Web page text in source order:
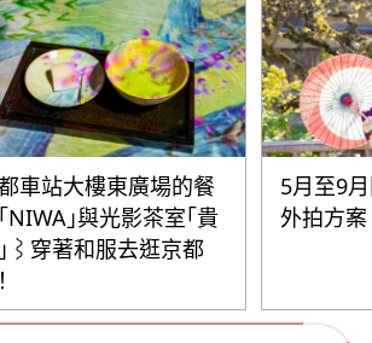
車站大樓東廣場的餐
NIWA」與光影茶室「貴
⌇穿著和服去逛京都
5月至9
外拍方案